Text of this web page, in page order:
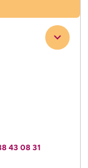
43 08 31